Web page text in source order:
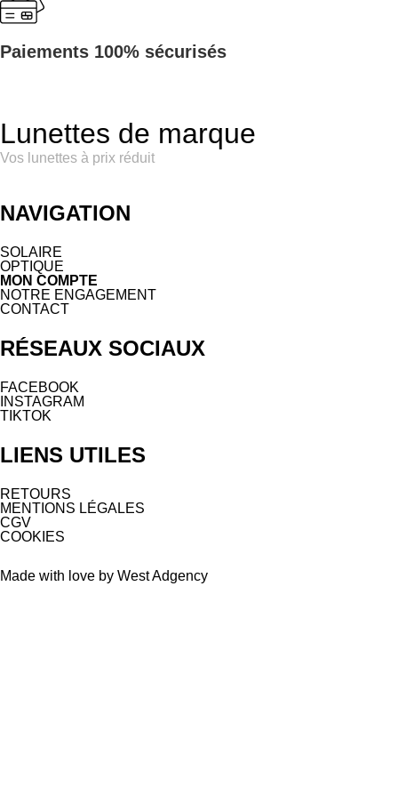
Paiements 100% sécurisés
Lunettes de marque
Vos lunettes à prix réduit
NAVIGATION
SOLAIRE
OPTIQUE
MON COMPTE
NOTRE ENGAGEMENT
CONTACT
RÉSEAUX SOCIAUX
FACEBOOK
INSTAGRAM
TIKTOK
LIENS UTILES
RETOURS
MENTIONS LÉGALES
CGV
COOKIES
Made with love by West Adgency